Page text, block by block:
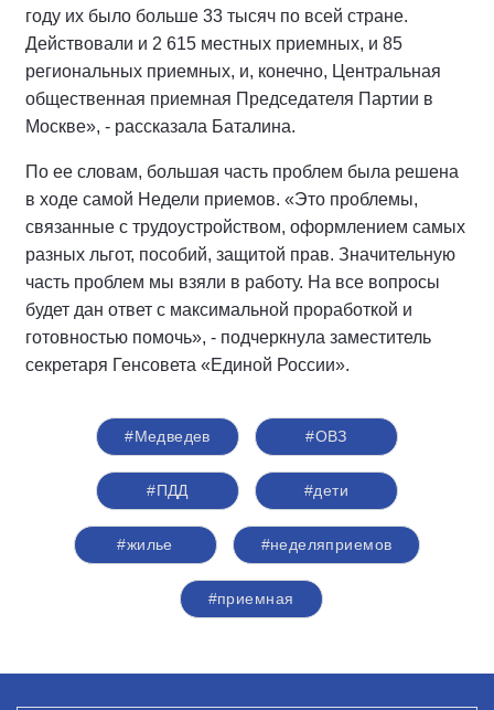
году их было больше 33 тысяч по всей стране.
Действовали и 2 615 местных приемных, и 85
региональных приемных, и, конечно, Центральная
общественная приемная Председателя Партии в
Москве», - рассказала Баталина.
По ее словам, большая часть проблем была решена
в ходе самой Недели приемов. «Это проблемы,
связанные с трудоустройством, оформлением самых
разных льгот, пособий, защитой прав. Значительную
часть проблем мы взяли в работу. На все вопросы
будет дан ответ с максимальной проработкой и
готовностью помочь», - подчеркнула заместитель
секретаря Генсовета «Единой России».
#Медведев #ОВЗ
#ПДД #дети
#жилье #неделяприемов
#приемная